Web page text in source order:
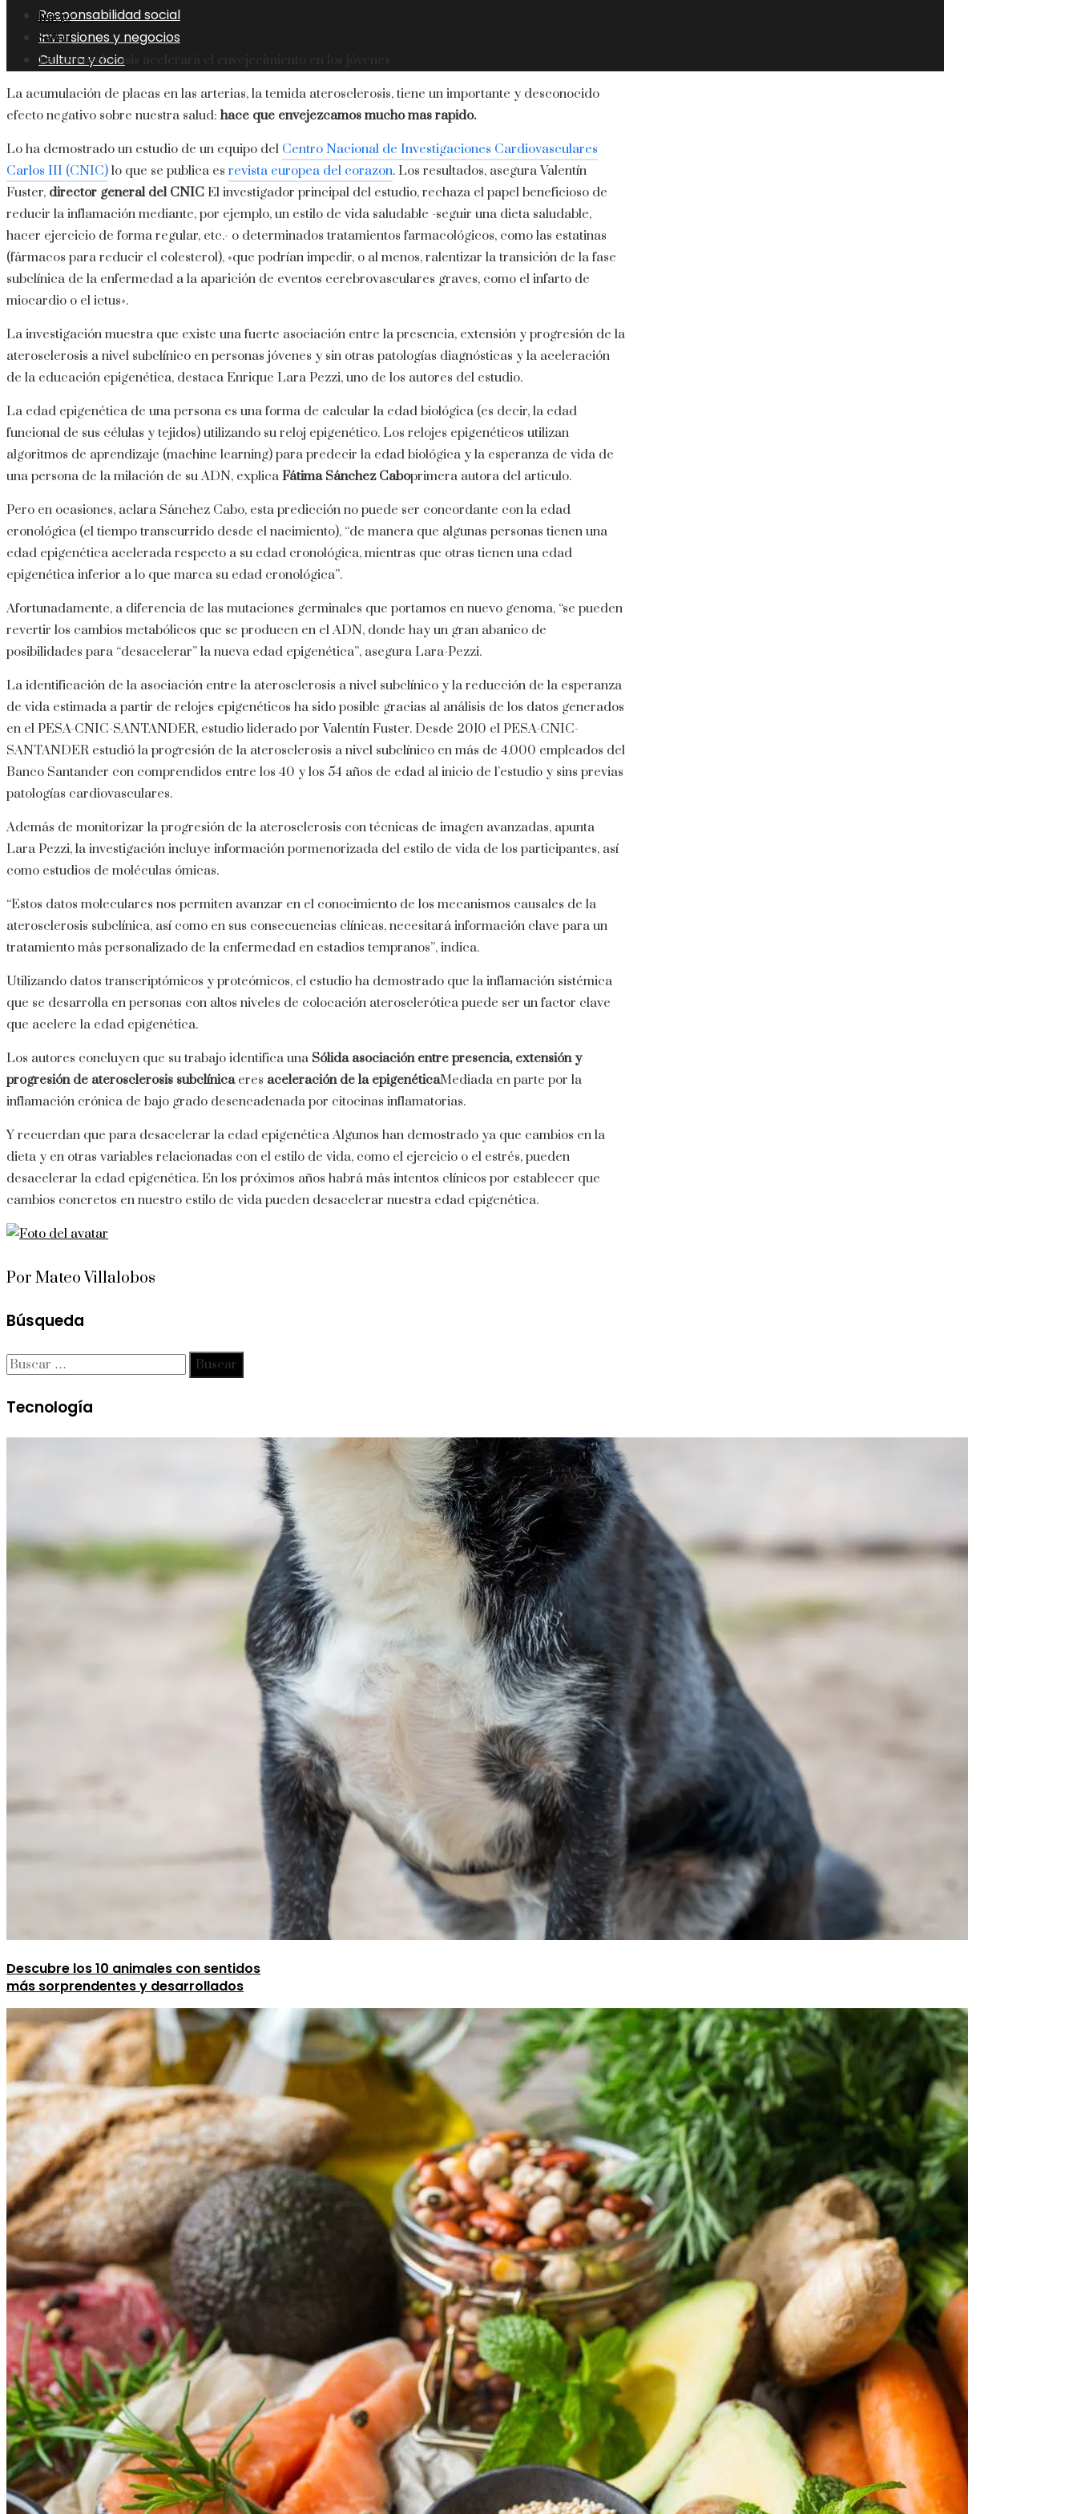
Responsabilidad social
Inversiones y negocios
Cultura y ocio
Inicio
Salud
La aterosclerosis acelerará el envejecimiento en los jóvenes
La acumulación de placas en las arterias, la temida aterosclerosis, tiene un importante y desconocido
efecto negativo sobre nuestra salud: hace que envejezcamos mucho mas rapido.
Lo ha demostrado un estudio de un equipo del Centro Nacional de Investigaciones Cardiovasculares
Carlos III (CNIC) lo que se publica es revista europea del corazon. Los resultados, asegura Valentín
Fuster, director general del CNIC El investigador principal del estudio, rechaza el papel beneficioso de
reducir la inflamación mediante, por ejemplo, un estilo de vida saludable -seguir una dieta saludable,
hacer ejercicio de forma regular, etc.- o determinados tratamientos farmacológicos, como las estatinas
(fármacos para reducir el colesterol), «que podrían impedir, o al menos, ralentizar la transición de la fase
subclínica de la enfermedad a la aparición de eventos cerebrovasculares graves, como el infarto de
miocardio o el ictus».
La investigación muestra que existe una fuerte asociación entre la presencia, extensión y progresión de la
aterosclerosis a nivel subclínico en personas jóvenes y sin otras patologías diagnósticas y la aceleración
de la educación epigenética, destaca Enrique Lara Pezzi, uno de los autores del estudio.
La edad epigenética de una persona es una forma de calcular la edad biológica (es decir, la edad
funcional de sus células y tejidos) utilizando su reloj epigenético. Los relojes epigenéticos utilizan
algoritmos de aprendizaje (machine learning) para predecir la edad biológica y la esperanza de vida de
una persona de la milación de su ADN, explica Fátima Sánchez Caboprimera autora del articulo.
Pero en ocasiones, aclara Sánchez Cabo, esta predicción no puede ser concordante con la edad
cronológica (el tiempo transcurrido desde el nacimiento), “de manera que algunas personas tienen una
edad epigenética acelerada respecto a su edad cronológica, mientras que otras tienen una edad
epigenética inferior a lo que marca su edad cronológica”.
Afortunadamente, a diferencia de las mutaciones germinales que portamos en nuevo genoma, “se pueden
revertir los cambios metabólicos que se producen en el ADN, donde hay un gran abanico de
posibilidades para “desacelerar” la nueva edad epigenética”, asegura Lara-Pezzi.
La identificación de la asociación entre la aterosclerosis a nivel subclínico y la reducción de la esperanza
de vida estimada a partir de relojes epigenéticos ha sido posible gracias al análisis de los datos generados
en el PESA-CNIC-SANTANDER, estudio liderado por Valentín Fuster. Desde 2010 el PESA-CNIC-
SANTANDER estudió la progresión de la aterosclerosis a nivel subclínico en más de 4.000 empleados del
Banco Santander con comprendidos entre los 40 y los 54 años de edad al inicio de l’estudio y sins previas
patologías cardiovasculares.
Además de monitorizar la progresión de la aterosclerosis con técnicas de imagen avanzadas, apunta
Lara Pezzi, la investigación incluye información pormenorizada del estilo de vida de los participantes, así
como estudios de moléculas ómicas.
“Estos datos moleculares nos permiten avanzar en el conocimiento de los mecanismos causales de la
aterosclerosis subclínica, así como en sus consecuencias clínicas, necesitará información clave para un
tratamiento más personalizado de la enfermedad en estadios tempranos”, indica.
Utilizando datos transcriptómicos y proteómicos, el estudio ha demostrado que la inflamación sistémica
que se desarrolla en personas con altos niveles de colocación aterosclerótica puede ser un factor clave
que acelere la edad epigenética.
Los autores concluyen que su trabajo identifica una Sólida asociación entre presencia, extensión y
progresión de aterosclerosis subclínicaeres aceleración de la epigenéticaMediada en parte por la
inflamación crónica de bajo grado desencadenada por citocinas inflamatorias.
Y recuerdan que para desacelerar la edad epigenética Algunos han demostrado ya que cambios en la
dieta y en otras variables relacionadas con el estilo de vida, como el ejercicio o el estrés, pueden
desacelerar la edad epigenética. En los próximos años habrá más intentos clínicos por establecer que
cambios concretos en nuestro estilo de vida pueden desacelerar nuestra edad epigenética.
Por Mateo Villalobos
Búsqueda
Buscar:
Tecnología
Descubre los 10 animales con sentidos
más sorprendentes y desarrollados